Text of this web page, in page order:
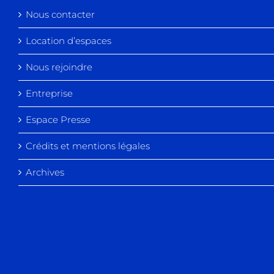
Nous contacter
Location d’espaces
Nous rejoindre
Entreprise
Espace Presse
Crédits et mentions légales
Archives